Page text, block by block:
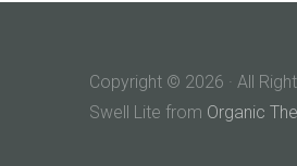
Copyright © 2026 · All
Swell Lite from Organic